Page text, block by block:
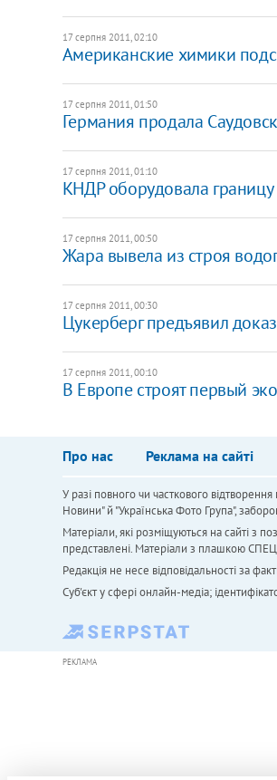
17 серпня 2011, 02:10
Американские химики
17 серпня 2011, 01:50
Германия продала
17 серпня 2011, 01:10
КНДР оборудовала
17 серпня 2011, 00:50
Жара вывела из строя
17 серпня 2011, 00:30
Цукерберг предъявил
17 серпня 2011, 00:10
В Европе строят первый
Про нас Реклама на сайті
У разі повного чи часткового
Новини" й "Українська Фото Група",
Матеріали, які розміщуються на сайті з
представлені. Матеріали з плашкою
Редакція не несе відповідальності за
Cуб'єкт у сфері онлайн-медіа;
РЕКЛАМА